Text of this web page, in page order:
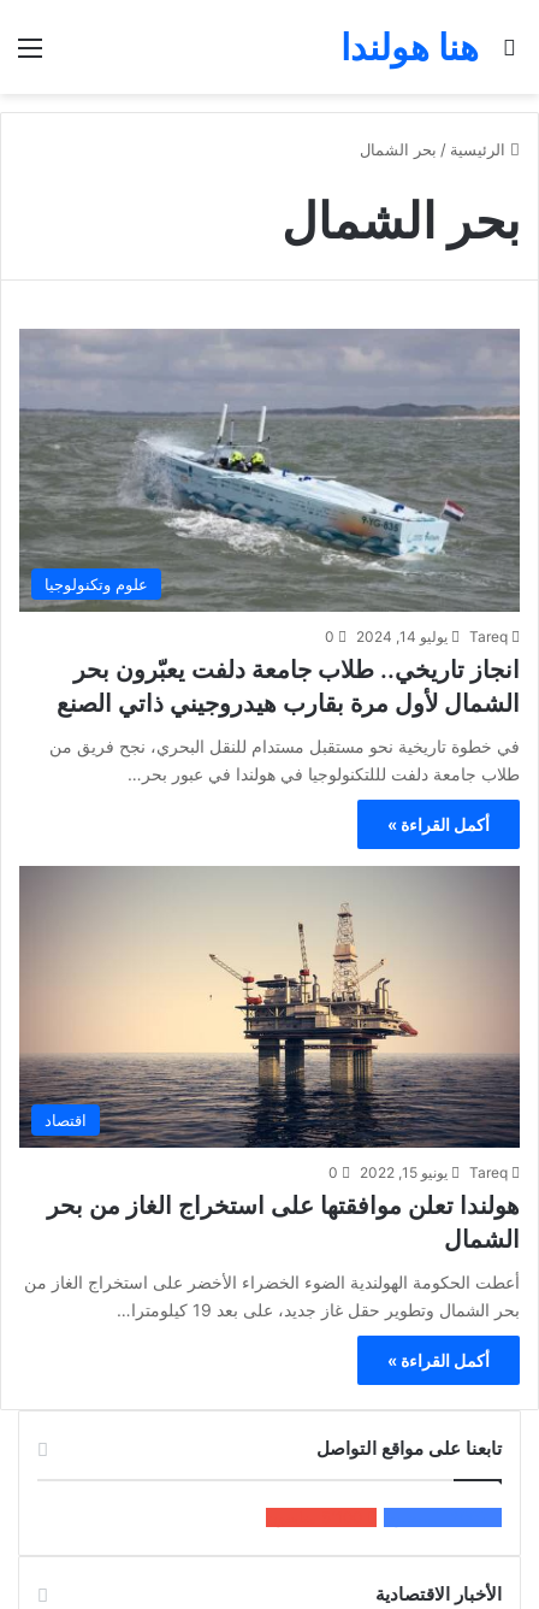
هنا هولندا
بحث عن
الرئيسية / بحر الشمال
بحر الشمال
علوم وتكنولوجيا
Tareq يوليو 14, 2024 0
انجاز تاريخي.. طلاب جامعة دلفت يعبّرون بحر
الشمال لأول مرة بقارب هيدروجيني ذاتي الصنع
في خطوة تاريخية نحو مستقبل مستدام للنقل البحري، نجح فريق من
طلاب جامعة دلفت لللتكنولوجيا في هولندا في عبور بحر…
أكمل القراءة »
اقتصاد
Tareq يونيو 15, 2022 0
هولندا تعلن موافقتها على استخراج الغاز من بحر
الشمال
أعطت الحكومة الهولندية الضوء الخضراء الأخضر على استخراج الغاز من
بحر الشمال وتطوير حقل غاز جديد، على بعد 19 كيلومترا…
أكمل القراءة »
تابعنا على مواقع التواصل
الأخبار الاقتصادية